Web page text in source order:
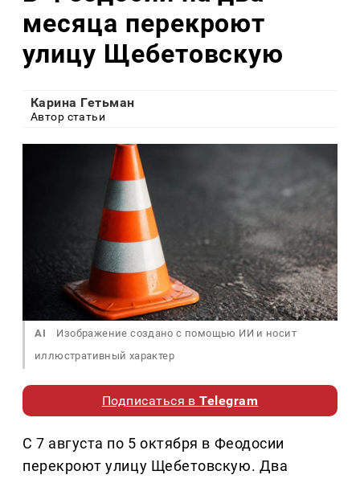
месяца перекроют
улицу Щебетовскую
Карина Гетьман
Автор статьи
AI
Изображение создано с помощью ИИ и носит
иллюстративный характер
Подписаться вTelegram
С 7 августа по 5 октября в Феодосии
перекроют улицу Щебетовскую. Два